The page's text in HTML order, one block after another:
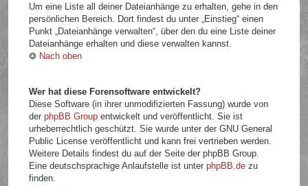
Um eine Liste all deiner Dateianhänge zu erhalten, gehe in den
persönlichen Bereich. Dort findest du unter „Einstieg“ einen
Punkt „Dateianhänge verwalten“, über den du eine Liste deiner
Dateianhänge erhalten und diese verwalten kannst.
Nach oben
Wer hat diese Forensoftware entwickelt?
Diese Software (in ihrer unmodifizierten Fassung) wurde von
derphpBB Group entwickelt und veröffentlicht. Sie ist
urheberrechtlich geschützt. Sie wurde unter der GNU General
Public License veröffentlicht und kann frei vertrieben werden.
Weitere Details findest du auf der Seite der phpBB Group.
Eine deutschsprachige Anlaufstelle ist unterphpBB.de zu
finden.